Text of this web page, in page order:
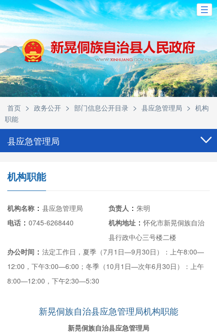
首页 > 政务公开 > 部门信息公开目录 > 县应急管理局 > 机构
职能
县应急管理局
机构职能
机构名称 ： 县应急管理局 负责人 ： 朱明
电话 ： 0745-6268440 机构地址 ：怀化市新晃侗族自治
县行政中心三号楼二楼
办公时间 ： 法定工作日，夏季（7月1日—9月30日）：上午8:00—
12:00，下午3:00—6:00；冬季（10月1日—次年6月30日）：上午
8:00—12:00，下午2:30—5:30
新晃侗族自治县应急管理局机构职能
新晃侗族自治县应急管理局